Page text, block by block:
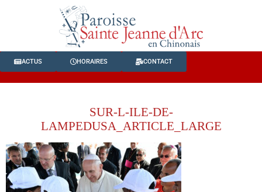
ACTUS HORAIRES CONTACT
SUR-L-ILE-DE-
LAMPEDUSA_ARTICLE_LARGE